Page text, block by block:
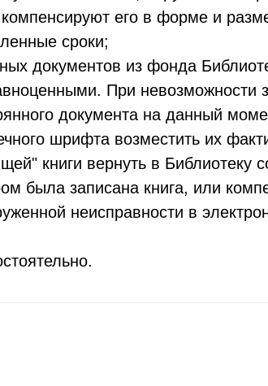
его в форме и
сроки;
документов из фонда
При невозможности
документа на данный
шрифта возместить их
книги вернуть в Библиотеку
была записана книга, или
неисправности в